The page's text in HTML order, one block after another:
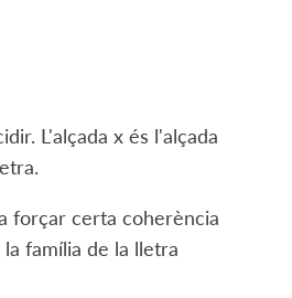
L'alçada x és l'alçada
forçar certa coherència
família de la lletra